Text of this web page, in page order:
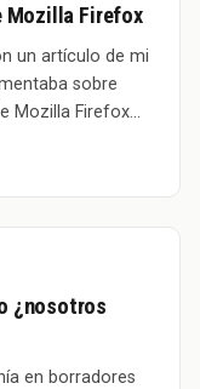
Mozilla Firefox
un artículo de mi
sobre
Mozilla Firefox
¿nosotros
en borradores